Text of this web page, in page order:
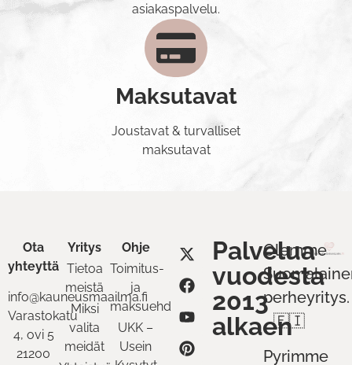
asiakaspalvelu.
Maksutavat
Joustavat & turvalliset
maksutavat
Ota
yhteyttä
info@kauneusmaailma.fi
Varastokatu
4, ovi 5
21200
Yritys
Tietoa
meistä
Miksi
valita
meidät
Ohje
Toimitus-
ja
maksuehdot
UKK –
Usein
Palvelua
vuodesta
2013
alkaen
Olemme
perheyritys.
🇫🇮
Pyrimme